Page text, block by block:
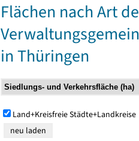
Flächen nach Art
in Thüringen
Land+Kreisfreie Städte+Landkreise